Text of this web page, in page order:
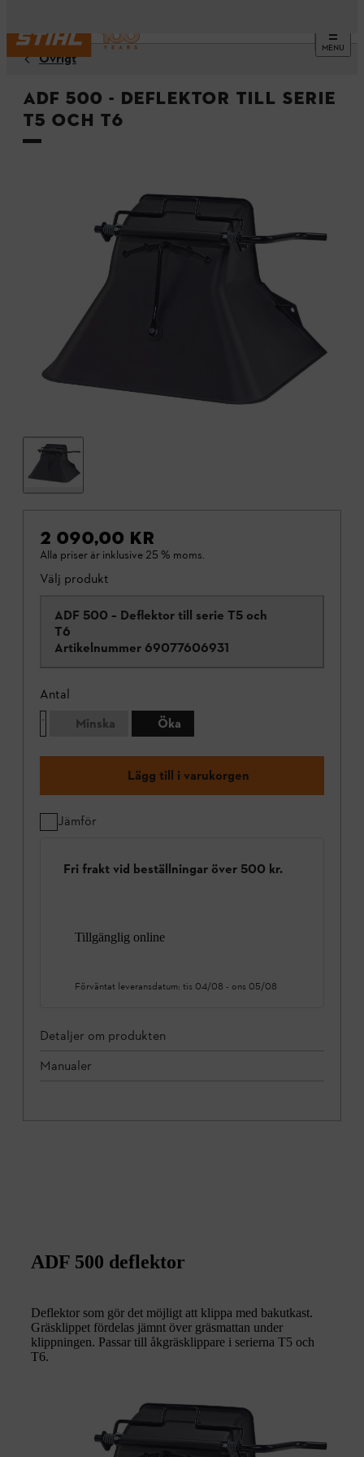
MENU
Övrigt
ADF 500 - Deflektor till serie
T5 och T6
2 090,00 KR
Alla priser är inklusive 25 % moms.
Välj produkt
ADF 500 – Deflektor till serie T5 och
T6
Artikelnummer 69077606931
Antal
Minska
Öka
Lägg till i varukorgen
Jämför
Fri frakt vid beställningar över 500 kr.
Tillgänglig online
Förväntat leveransdatum: tis 04/08 - ons 05/08
Detaljer om produkten
Manualer
ADF 500 deflektor
Deflektor som gör det möjligt att klippa med bakutkast.
Gräsklippet fördelas jämnt över gräsmattan under
klippningen. Passar till åkgräsklippare i serierna T5 och
T6.